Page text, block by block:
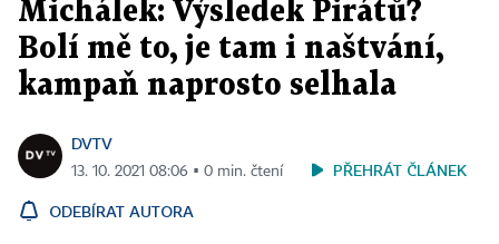
Michálek: Výsledek Pirátů?
Bolí mě to, je tam i naštvání,
kampaň naprosto selhala
DVTV
13. 10. 2021 08:06 ▪ 0 min. čtení PŘEHRÁT ČLÁNEK
ODEBÍRAT AUTORA